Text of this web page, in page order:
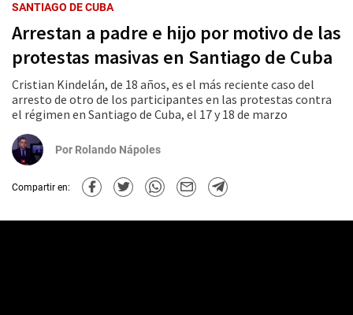
SANTIAGO DE CUBA
Arrestan a padre e hijo por motivo de las
protestas masivas en Santiago de Cuba
Cristian Kindelán, de 18 años, es el más reciente caso del
arresto de otro de los participantes en las protestas contra
el régimen en Santiago de Cuba, el 17 y 18 de marzo
Por Rolando Nápoles
Compartir en: